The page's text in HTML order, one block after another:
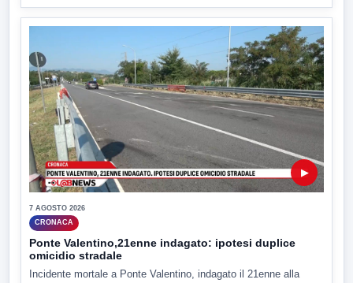
▶
7 AGOSTO 2026
CRONACA
Ponte Valentino,21enne indagato: ipotesi duplice
omicidio stradale
Incidente mortale a Ponte Valentino, indagato il 21enne alla